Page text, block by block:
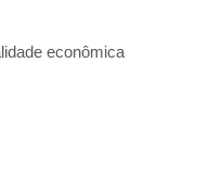
econômica